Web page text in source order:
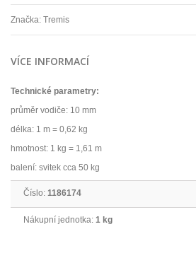
Značka: Tremis
VÍCE INFORMACÍ
Technické parametry:
průměr vodiče: 10 mm
délka: 1 m = 0,62 kg
hmotnost: 1 kg = 1,61 m
balení: svitek cca 50 kg
Číslo: 1186174
Nákupní jednotka: 1 kg